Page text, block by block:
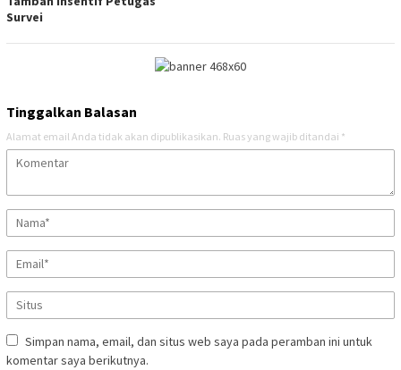
Survei
Tinggalkan Balasan
Alamat email Anda tidak akan dipublikasikan. Ruas yang wajib ditandai *
Simpan nama, email, dan situs web saya pada peramban ini untuk
komentar saya berikutnya.